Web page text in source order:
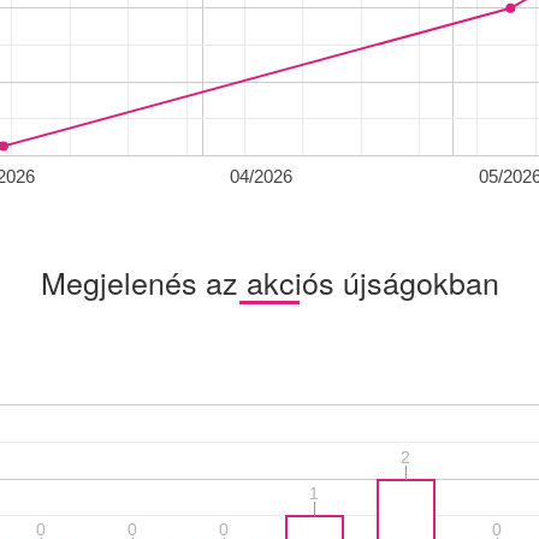
04/2026 05/
Megjelenés az akciós újságokban
0
0 0
0 0
0
11
2
2
0
0